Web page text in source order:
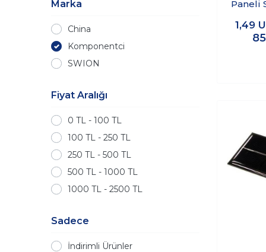
Marka
China
Komponentci
SWION
Fiyat Aralığı
0 TL - 100 TL
100 TL - 250 TL
250 TL - 500 TL
500 TL - 1000 TL
1000 TL - 2500 TL
Sadece
İndirimli Ürünler
Paneli
1,49